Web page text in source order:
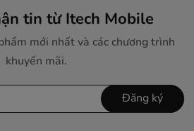
tin từ Itech Mobile
mới nhất và các chương trình
khuyến mãi.
Đăng ký